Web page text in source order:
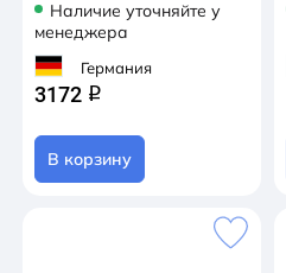
Наличие уточняйте у
менеджера
Германия
3172 q
В корзину